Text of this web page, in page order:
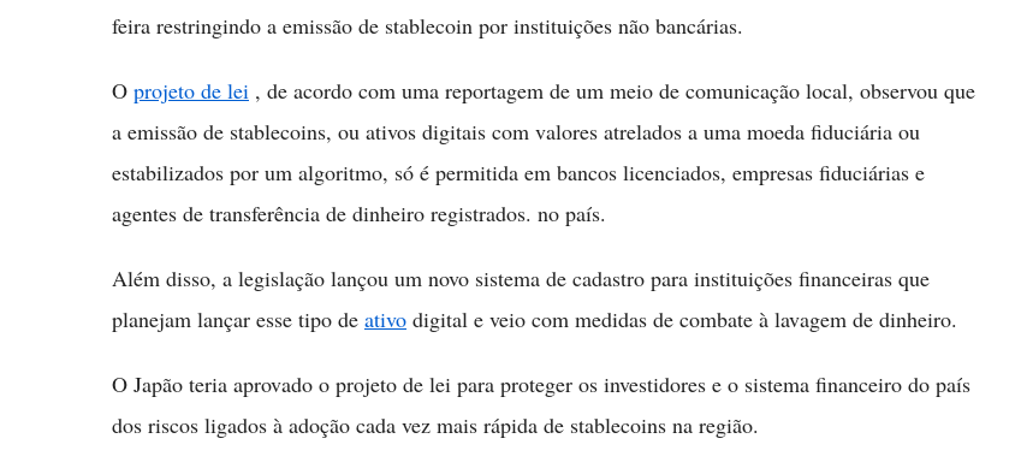
feira restringindo a emissão de stablecoin por instituições não bancárias.
O projeto de lei , de acordo com uma reportagem de um meio de comunicação local, observou que
a emissão de stablecoins, ou ativos digitais com valores atrelados a uma moeda fiduciária ou
estabilizados por um algoritmo, só é permitida em bancos licenciados, empresas fiduciárias e
agentes de transferência de dinheiro registrados. no país.
Além disso, a legislação lançou um novo sistema de cadastro para instituições financeiras que
planejam lançar esse tipo de ativo digital e veio com medidas de combate à lavagem de dinheiro.
O Japão teria aprovado o projeto de lei para proteger os investidores e o sistema financeiro do país
dos riscos ligados à adoção cada vez mais rápida de stablecoins na região.